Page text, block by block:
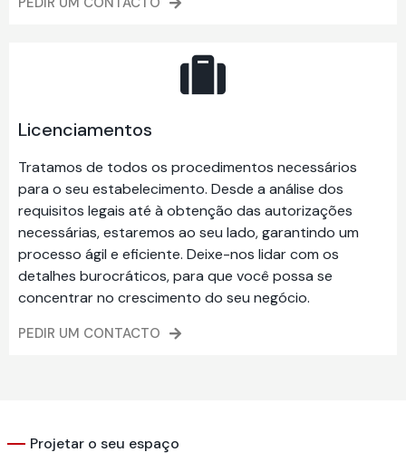
Licenciamentos
Tratamos de todos os procedimentos necessários
para o seu estabelecimento. Desde a análise dos
requisitos legais até à obtenção das autorizações
necessárias, estaremos ao seu lado, garantindo um
processo ágil e eficiente. Deixe-nos lidar com os
detalhes burocráticos, para que você possa se
concentrar no crescimento do seu negócio.
PEDIR UM CONTACTO
Projetar o seu espaço